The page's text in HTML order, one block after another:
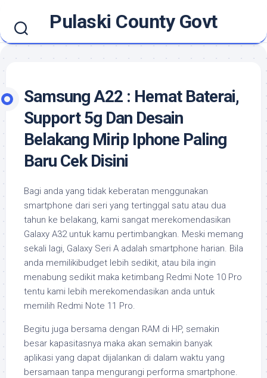
content
Pulaski County Govt
Samsung A22 : Hemat Baterai,
Support 5g Dan Desain
Belakang Mirip Iphone Paling
Baru Cek Disini
Bagi anda yang tidak keberatan menggunakan
smartphone dari seri yang tertinggal satu atau dua
tahun ke belakang, kami sangat merekomendasikan
Galaxy A32 untuk kamu pertimbangkan. Meski memang
sekali lagi, Galaxy Seri A adalah smartphone harian. Bila
anda memilikibudget lebih sedikit, atau bila ingin
menabung sedikit maka ketimbang Redmi Note 10 Pro
tentu kami lebih merekomendasikan anda untuk
memilih Redmi Note 11 Pro.
Begitu juga bersama dengan RAM di HP, semakin
besar kapasitasnya maka akan semakin banyak
aplikasi yang dapat dijalankan di dalam waktu yang
bersamaan tanpa mengurangi performa smartphone.